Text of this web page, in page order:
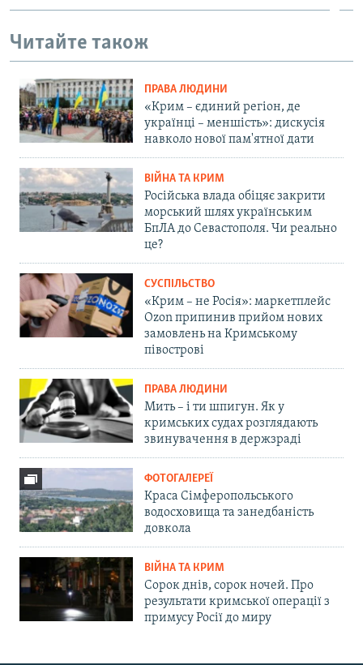
Читайте також
ПРАВА ЛЮДИНИ
«Крим – єдиний регіон, де
українці – меншість»: дискусія
навколо нової пам'ятної дати
ВІЙНА ТА КРИМ
Російська влада обіцяє закрити
морський шлях українським
БпЛА до Севастополя. Чи реально
це?
СУСПІЛЬСТВО
«Крим – не Росія»: маркетплейс
Ozon припинив прийом нових
замовлень на Кримському
півострові
ПРАВА ЛЮДИНИ
Мить – і ти шпигун. Як у
кримських судах розглядають
звинувачення в держзраді
ФОТОГАЛЕРЕЇ
Краса Сімферопольського
водосховища та занедбаність
довкола
ВІЙНА ТА КРИМ
Сорок днів, сорок ночей. Про
результати кримської операції з
примусу Росії до миру